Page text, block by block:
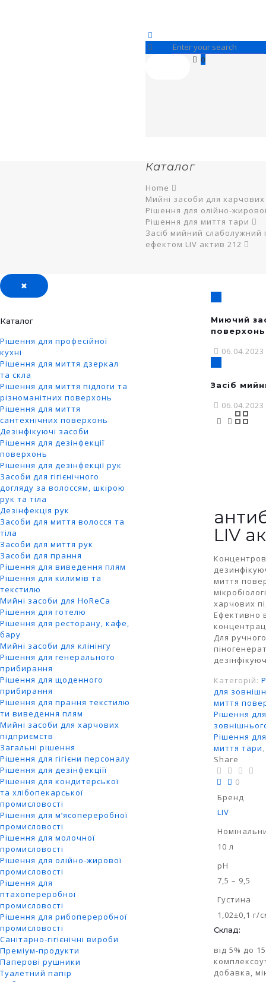
0
Каталог
Home
Мийні засоби для
Рішення для олійно-
Рішення для миття тари
Засіб мийний слаболужний
ефектом LIV актив 212
Миючий
поверхонь
06.04.2023
Засіб
06.04.2023
LIV
миття
харчових
Ефективно
Для
Категорій:
для
миття
Рішення
Рішення
миття тари
Share
0
Бренд
LIV
10 л
pH
7,5 – 9,5
Густина
1,02±0,1 г/
Склад:
від 5% до
добавка,
✖
Каталог
Рішення для професійної
кухні
Рішення для миття дзеркал
та скла
Рішення для миття підлоги та
різноманітних поверхонь
Рішення для миття
сантехнічних поверхонь
Дезінфікуючі засоби
Рішення для дезінфекції
поверхонь
Рішення для дезінфекції рук
Засоби для гігієнічного
догляду за волоссям, шкірою
рук та тіла
Дезінфекція рук
Засоби для миття волосся та
тіла
Засоби для миття рук
Засоби для прання
Рішення для виведення плям
Рішення для килимів та
текстилю
Мийні засоби для HoReCa
Рішення для готелю
Рішення для ресторану, кафе,
бару
Мийні засоби для клінінгу
Рішення для генерального
прибирання
Рішення для щоденного
прибирання
Рішення для прання текстилю
ти виведення плям
Мийні засоби для харчових
підприємств
Загальні рішення
Рішення для гігієни персоналу
Рішення для дезінфекціїї
Рішення для кондитерської
та хлібопекарської
промисловості
Рішення для м’ясопереробної
промисловості
Рішення для молочної
промисловості
Рішення для олійно-жирової
промисловості
Рішення для
птахопереробної
промисловості
Рішення для рибопереробної
промисловості
Санітарно-гігієнічні вироби
Преміум-продукти
Паперові рушники
Туалетний папір